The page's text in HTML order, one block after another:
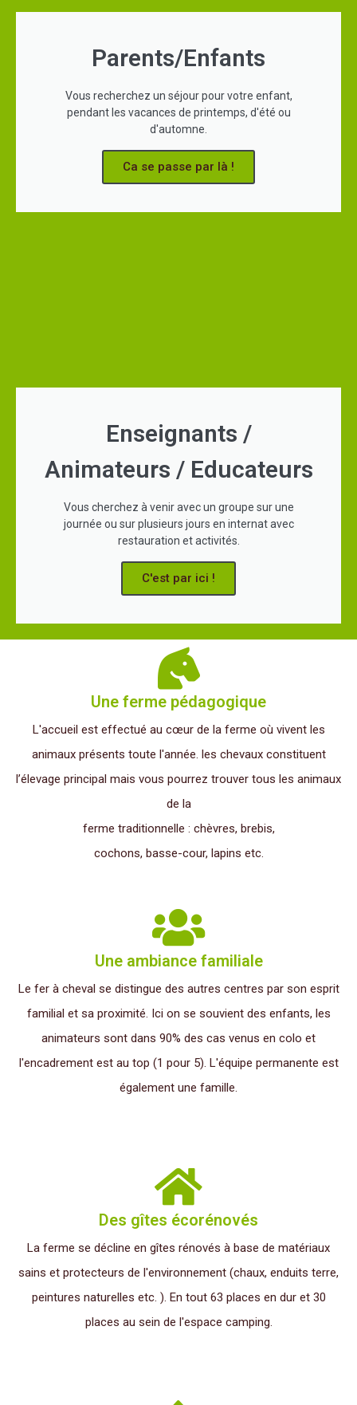
Parents/Enfants
Vous recherchez un séjour pour votre enfant,
pendant les vacances de printemps, d'été ou
d'automne.
Ca se passe par là !
Enseignants /
Animateurs / Educateurs
Vous cherchez à venir avec un groupe sur une
journée ou sur plusieurs jours en internat avec
restauration et activités.
C'est par ici !
Une ferme pédagogique
L'accueil est effectué au cœur de la ferme où vivent les
animaux présents toute l'année. les chevaux constituent
l’élevage principal mais vous pourrez trouver tous les animaux
de la
ferme traditionnelle : chèvres, brebis,
cochons, basse-cour, lapins etc.
Une ambiance familiale
Le fer à cheval se distingue des autres centres par son esprit
familial et sa proximité. Ici on se souvient des enfants, les
animateurs sont dans 90% des cas venus en colo et
l'encadrement est au top (1 pour 5). L'équipe permanente est
également une famille.
Des gîtes écorénovés
La ferme se décline en gîtes rénovés à base de matériaux
sains et protecteurs de l'environnement (chaux, enduits terre,
peintures naturelles etc. ). En tout 63 places en dur et 30
places au sein de l'espace camping.